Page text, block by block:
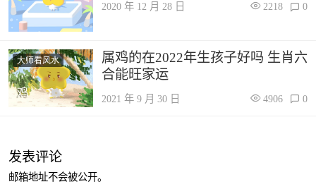
2020 年 12 月 28 日 2218 0
大师看风水
属鸡的在2022年生孩子好吗 生肖六
合能旺家运
2021 年 9 月 30 日 4906 0
发表评论
邮箱地址不会被公开。